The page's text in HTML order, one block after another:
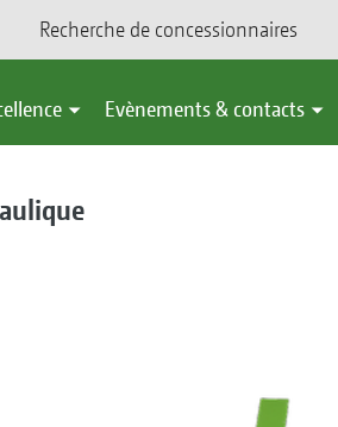
Recherche de concessionnaires
Evènements & contacts